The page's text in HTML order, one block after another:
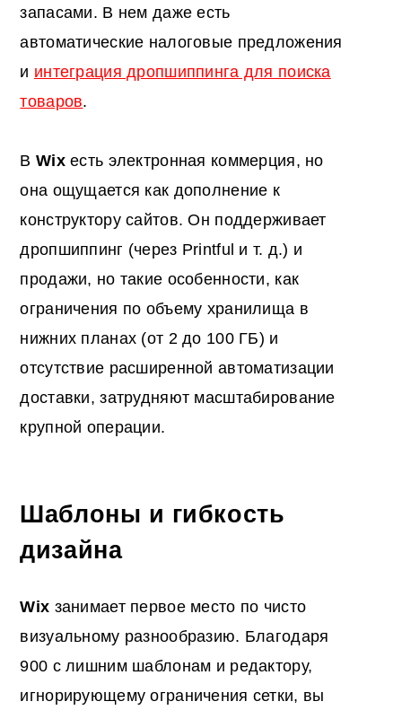
запасами. В нем даже есть
автоматические налоговые предложения
и интеграция дропшиппинга для поиска
товаров.
В Wixесть электронная коммерция, но
она ощущается как дополнение к
конструктору сайтов. Он поддерживает
дропшиппинг (через Printful и т. д.) и
продажи, но такие особенности, как
ограничения по объему хранилища в
нижних планах (от 2 до 100 ГБ) и
отсутствие расширенной автоматизации
доставки, затрудняют масштабирование
крупной операции.
Шаблоны и гибкость
дизайна
Wix занимает первое место по чисто
визуальному разнообразию. Благодаря
900 с лишним шаблонам и редактору,
игнорирующему ограничения сетки, вы